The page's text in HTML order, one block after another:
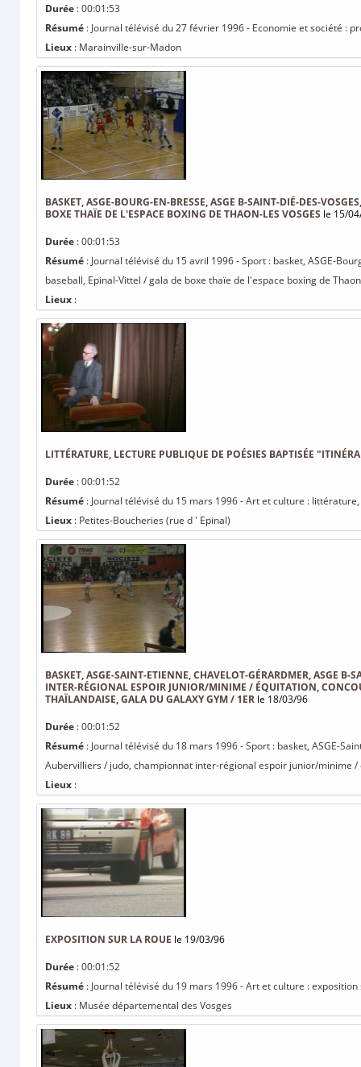
Durée : 00:01:53
Résumé : Journal télévisé du 27 février 1996 - Economie et société :
Lieux : Marainville-sur-Madon
BASKET, ASGE-BOURG-EN-BRESSE, ASGE B-SAINT-DIÉ-DES-
BOXE THAÏE DE L'ESPACE BOXING DE THAON-LES VOSGES le 15/
Durée : 00:01:53
Résumé : Journal télévisé du 15 avril 1996 - Sport : basket, ASGE-
baseball, Epinal-Vittel / gala de boxe thaïe de l'espace boxing de
Lieux :
LITTÉRATURE, LECTURE PUBLIQUE DE POÉSIES BAPTISÉE
Durée : 00:01:52
Résumé : Journal télévisé du 15 mars 1996 - Art et culture :
Lieux : Petites-Boucheries (rue d ' Epinal)
BASKET, ASGE-SAINT-ETIENNE, CHAVELOT-GÉRARDMER, ASGE
INTER-RÉGIONAL ESPOIR JUNIOR/MINIME / ÉQUITATION,
THAÏLANDAISE, GALA DU GALAXY GYM / 1ER le 18/03/96
Durée : 00:01:52
Résumé : Journal télévisé du 18 mars 1996 - Sport : basket, ASGE-
Aubervilliers / judo, championnat inter-régional espoir junior/minime /
Lieux :
EXPOSITION SUR LA ROUE le 19/03/96
Durée : 00:01:52
Résumé : Journal télévisé du 19 mars 1996 - Art et culture :
Lieux : Musée départemental des Vosges